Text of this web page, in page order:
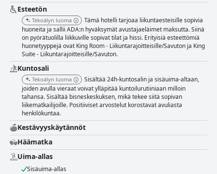
Esteetön
Tekoälyn luoma
Tämä hotelli tarjoaa liikuntaesteisille sopivia
huoneita ja sallii ADA:n hyväksymät avustajaeläimet maksutta. Siinä
on pyörätuolilla liikkuville sopivat tilat ja hissi. Erityisiä esteettömiä
huonetyyppejä ovat King Room - Liikuntarajoitteisille/Savuton ja King
Suite - Liikuntarajoitteisille/Savuton.
Kuntosali
Tekoälyn luoma
Sisältää 24h-kuntosalin ja sisäuima-altaan,
joiden avulla vieraat voivat ylläpitää kuntoilurutiiniaan milloin
tahansa. Sisältää bisneskeskuksen, mikä tekee siitä sopivan
liikematkailijoille. Positiiviset arvostelut korostavat avuliasta
henkilökuntaa.
Kestävyyskäytännöt
Häämatka
Uima-allas
Sisäuima-allas